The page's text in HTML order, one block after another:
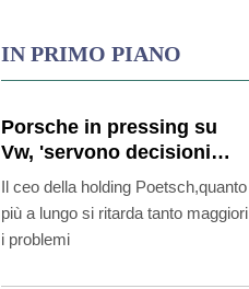
IN PRIMO PIANO
Porsche in pressing su
Vw, 'servono decisioni
veloci, in gioco il futuro'
Il ceo della holding Poetsch,quanto
più a lungo si ritarda tanto maggiori
i problemi